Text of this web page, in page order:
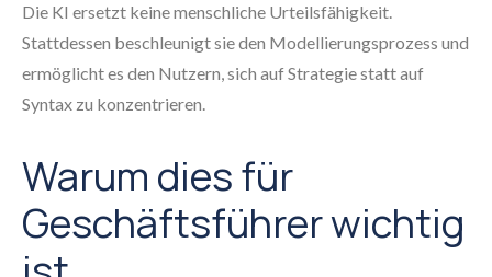
Die KI ersetzt keine menschliche Urteilsfähigkeit.
Stattdessen beschleunigt sie den Modellierungsprozess und
ermöglicht es den Nutzern, sich auf Strategie statt auf
Syntax zu konzentrieren.
Warum dies für
Geschäftsführer wichtig